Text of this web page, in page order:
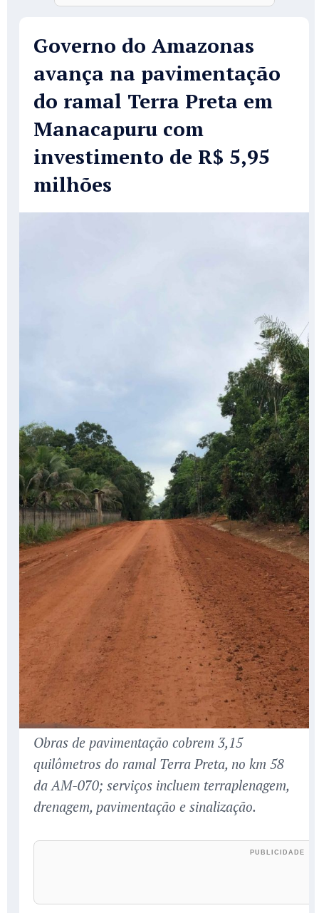
Governo do Amazonas
avança na pavimentação
do ramal Terra Preta em
Manacapuru com
investimento de R$ 5,95
milhões
Obras de pavimentação cobrem 3,15
quilômetros do ramal Terra Preta, no km 58
da AM-070; serviços incluem terraplenagem,
drenagem, pavimentação e sinalização.